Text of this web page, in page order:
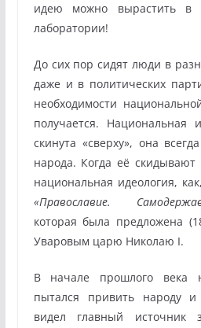
идею можно вырастить в
лаборатории!
До сих пор сидят люди в
даже и в политических
необходимости
получается.
скинута «сверху», она
народа. Когда её скидывают
национальная идеология,
«Православие.
которая была предложена
Уваровым царю Николаю I.
В начале прошлого века
пытался привить народу
видел главный источник